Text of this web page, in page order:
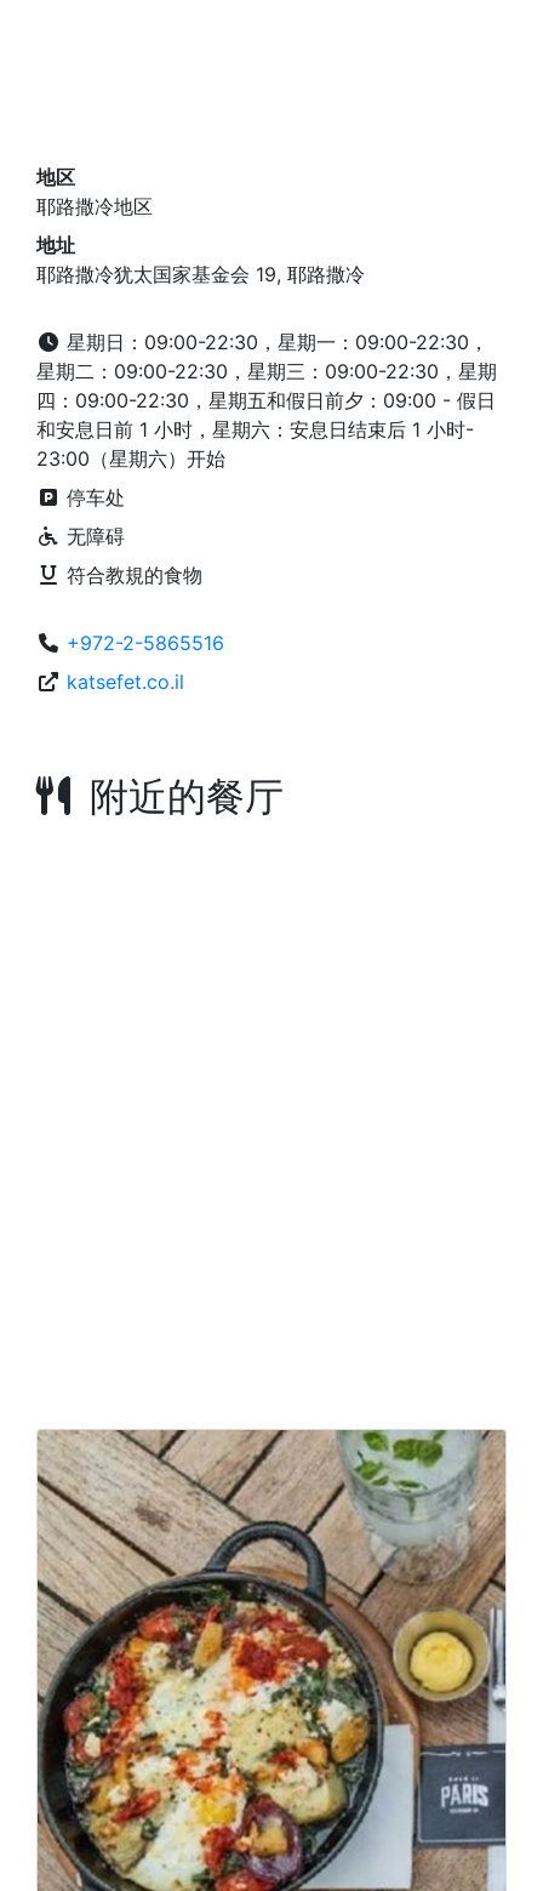
地区
耶路撒冷地区
地址
耶路撒冷犹太国家基金会 19, 耶路撒冷
星期日：09:00-22:30，星期一：09:00-22:30，
星期二：09:00-22:30，星期三：09:00-22:30，星期
四：09:00-22:30，星期五和假日前夕：09:00 - 假日
和安息日前 1 小时，星期六：安息日结束后 1 小时-
23:00（星期六）开始
停车处
无障碍
符合教規的食物
+972-2-5865516
katsefet.co.il
附近的餐厅